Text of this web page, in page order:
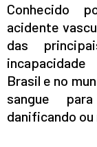
Conhecido
acidente
das
Brasil e no
sangue
danificando